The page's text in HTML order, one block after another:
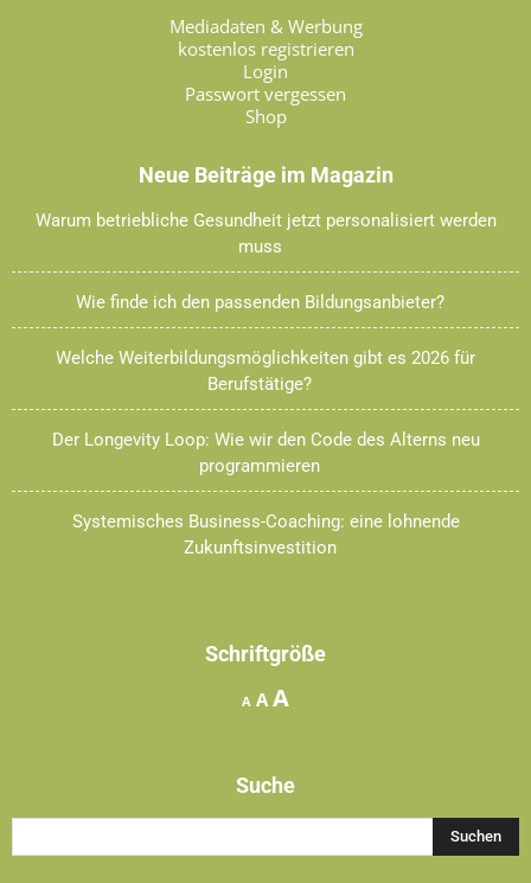
Mediadaten & Werbung
kostenlos registrieren
Login
Passwort vergessen
Shop
Neue Beiträge im Magazin
Warum betriebliche Gesundheit jetzt personalisiert werden
muss
Wie finde ich den passenden Bildungsanbieter?
Welche Weiterbildungsmöglichkeiten gibt es 2026 für
Berufstätige?
Der Longevity Loop: Wie wir den Code des Alterns neu
programmieren
Systemisches Business-Coaching: eine lohnende
Zukunftsinvestition
Schriftgröße
A Decrease
A Reset
AIncrease
Suche